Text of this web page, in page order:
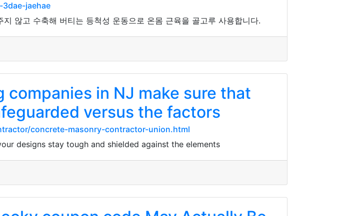
jaehae
않고 수축해 버티는 등척성 운동으로 온몸 근육을 골고루 사용합니다.
in NJ make sure that
versus the factors
concrete-masonry-contractor-union.html
designs stay tough and shielded against the elements